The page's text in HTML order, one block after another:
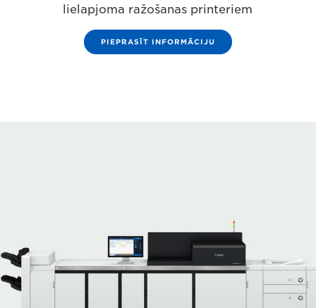
lielapjoma ražošanas printeriem
PIEPRASĪT INFORMĀCIJU